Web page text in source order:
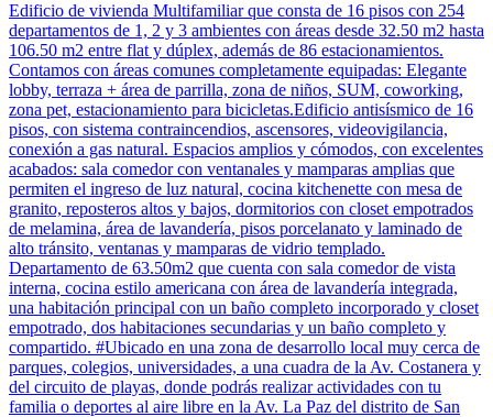
Edificio de vivienda Multifamiliar que consta de 16 pisos con 254
departamentos de 1, 2 y 3 ambientes con áreas desde 32.50 m2 hasta
106.50 m2 entre flat y dúplex, además de 86 estacionamientos.
Contamos con áreas comunes completamente equipadas: Elegante
lobby, terraza + área de parrilla, zona de niños, SUM, coworking,
zona pet, estacionamiento para bicicletas.Edificio antisísmico de 16
pisos, con sistema contraincendios, ascensores, videovigilancia,
conexión a gas natural. Espacios amplios y cómodos, con excelentes
acabados: sala comedor con ventanales y mamparas amplias que
permiten el ingreso de luz natural, cocina kitchenette con mesa de
granito, reposteros altos y bajos, dormitorios con closet empotrados
de melamina, área de lavandería, pisos porcelanato y laminado de
alto tránsito, ventanas y mamparas de vidrio templado.
Departamento de 63.50m2 que cuenta con sala comedor de vista
interna, cocina estilo americana con área de lavandería integrada,
una habitación principal con un baño completo incorporado y closet
empotrado, dos habitaciones secundarias y un baño completo y
compartido. #Ubicado en una zona de desarrollo local muy cerca de
parques, colegios, universidades, a una cuadra de la Av. Costanera y
del circuito de playas, donde podrás realizar actividades con tu
familia o deportes al aire libre en la Av. La Paz del distrito de San